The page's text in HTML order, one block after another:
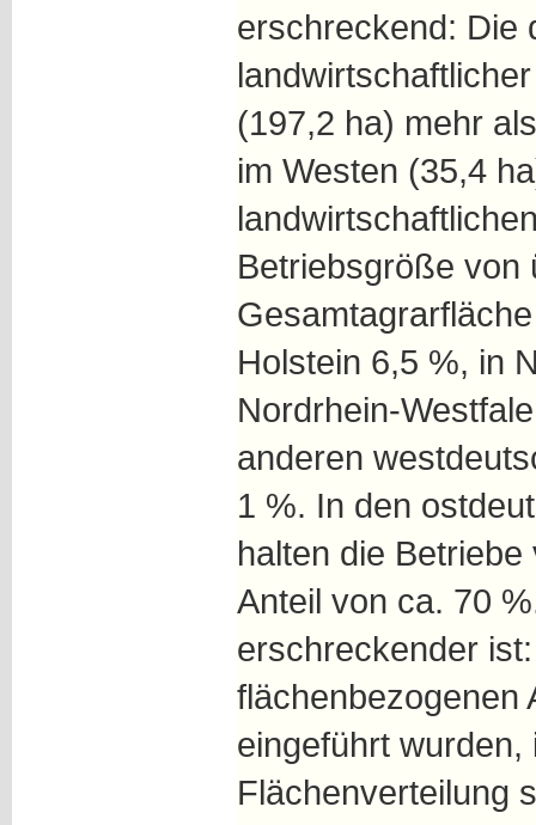
erschreckend: Die
(197,2 ha) mehr
im Westen (35,4
Betriebsgröße von
Holstein 6,5 %, in
Nordrhein-
anderen
1 %. In den
halten die
Anteil von ca. 70
erschreckender
flächenbezogenen
eingeführt
Flächenverteilung